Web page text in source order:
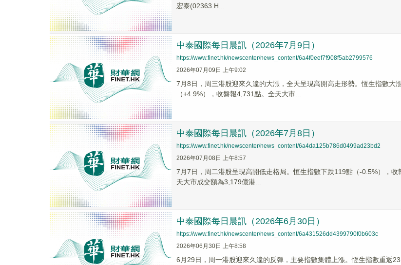
宏泰(02363.H...
中泰國際每日晨訊（2026年7月9日）
https://www.finet.hk/newscenter/news_content/6a4f0eef7f908f5ab2799576
2026年07月09日 上午9:02
7月8日，周三港股迎來久違的大漲，全天呈現高開高走形勢。恆生指數
（+4.9%），收盤報4,731點。全天大市...
中泰國際每日晨訊（2026年7月8日）
https://www.finet.hk/newscenter/news_content/6a4da125b786d0499ad23bd2
2026年07月08日 上午8:57
7月7日，周二港股呈現高開低走格局。恒生指數下跌119點（-0.5%），
天大市成交額為3,179億港...
中泰國際每日晨訊（2026年6月30日）
https://www.finet.hk/newscenter/news_content/6a431526dd4399790f0b603c
2026年06月30日 上午8:58
6月29日，周一港股迎來久違的反彈，主要指數集體上漲。恆生指數重返